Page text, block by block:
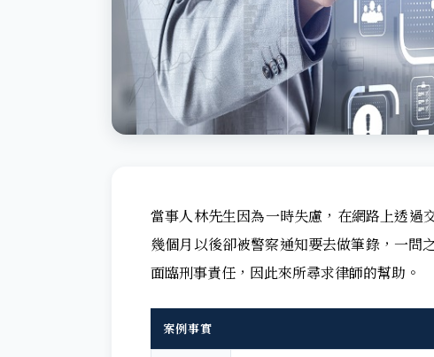
當事人林先生因為一時失慮，在網路上透過
幾個月以後卻被警察通知要去做筆錄，一問
面臨刑事責任，因此來所尋求律師的幫助。
案例事實